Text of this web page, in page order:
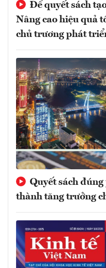
Để quyết sách
Nâng cao hiệu quả
chủ trương phát
Quyết sách
thành tăng trưởng